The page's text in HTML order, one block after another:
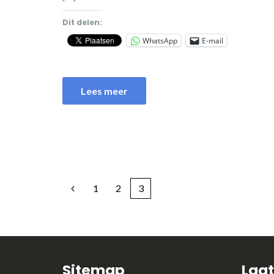
Dit delen:
WhatsApp
E-mail
Lees meer
1 2 3